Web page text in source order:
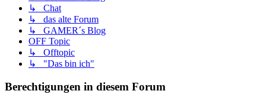
↳ Chat
↳ das alte Forum
↳ GAMER´s Blog
OFF Topic
↳ Offtopic
↳ "Das bin ich"
Berechtigungen in diesem Forum